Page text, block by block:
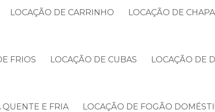
LOCAÇÃO DE CARRINHO LOCAÇÃO DE
FRIOS LOCAÇÃO DE CUBAS LOCAÇÃO DE
QUENTE E FRIA LOCAÇÃO DE FOGÃO